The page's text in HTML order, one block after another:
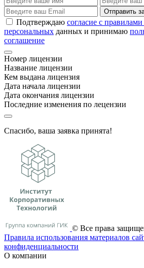
Отправить
Подтверждаю согласие с
персональных данных и принимаю
соглашение
Номер лицензии
Название лицензии
Кем выдана лицензия
Дата начала лицензии
Дата окончания лицензии
Последние изменения по лецензии
Спасибо, ваша заявка принята!
© Все права
Правила использования материалов
конфиденциальности
О компании